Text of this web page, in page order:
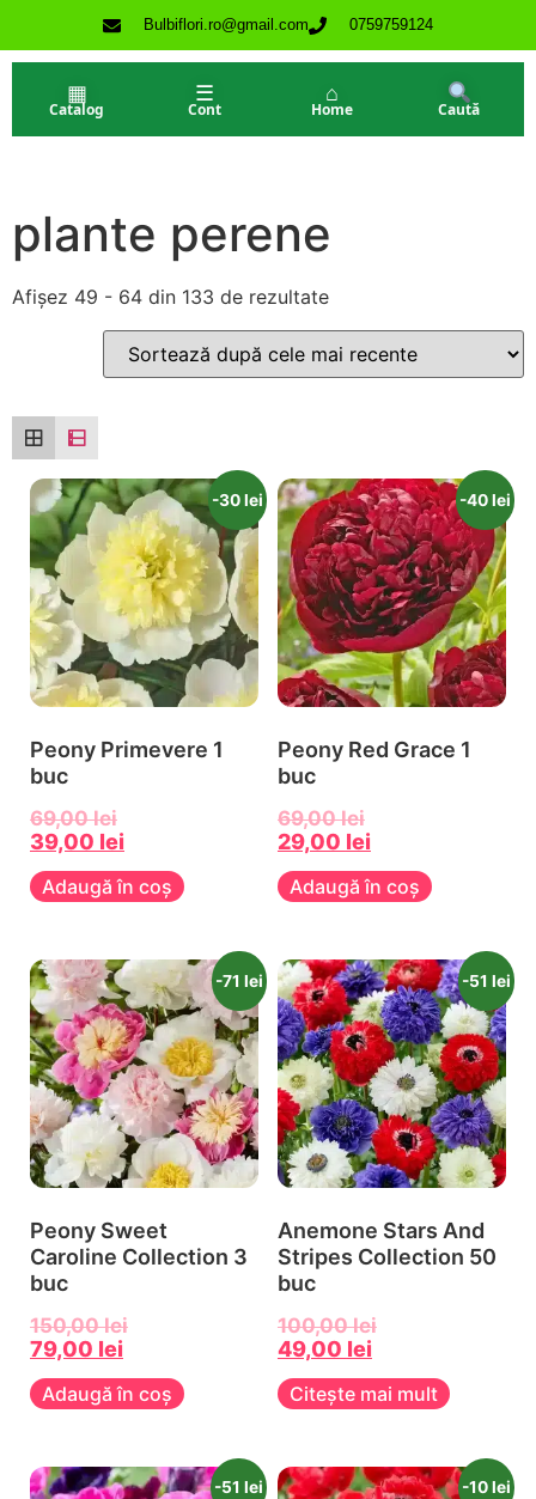
Bulbiflori.ro@gmail.com 0759759124
▦
Catalog
☰
Cont
⌂
Home Caută
plante perene
Afișez 49 - 64 din 133 de rezultate
-30 lei
Peony Primevere 1
buc
69,00lei
39,00 lei
Adaugă în coș
-40 lei
Peony Red Grace 1
buc
69,00lei
29,00 lei
Adaugă în coș
-71 lei
Peony Sweet
Caroline Collection 3
buc
150,00lei
79,00 lei
Adaugă în coș
-51 lei
Anemone Stars And
Stripes Collection 50
buc
100,00lei
49,00 lei
Citește mai mult
-51 lei -10 lei